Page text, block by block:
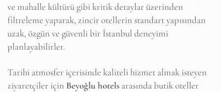
ve mahalle kültürü gibi kritik detaylar üzerinden
filtreleme yaparak, zincir otellerin standart yapısından
uzak, özgün ve güvenli bir İstanbul deneyimi
planlayabilirler.
Tarihi atmosfer içerisinde kaliteli hizmet almak isteyen
ziyaretçiler için Beyoğlu hotels arasında butik oteller